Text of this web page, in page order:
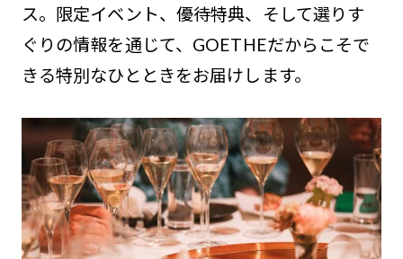
ス。限定イベント、優待特典、そして選りす
ぐりの情報を通じて、GOETHEだからこそで
きる特別なひとときをお届けします。